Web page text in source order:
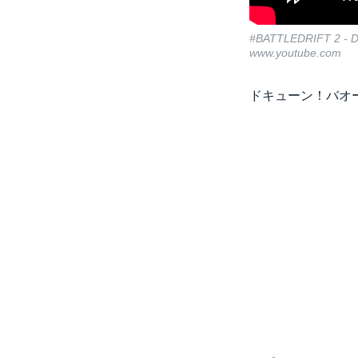
#BATTLEDRIFT 2 -
www.youtube.com
ドキューン！バオ